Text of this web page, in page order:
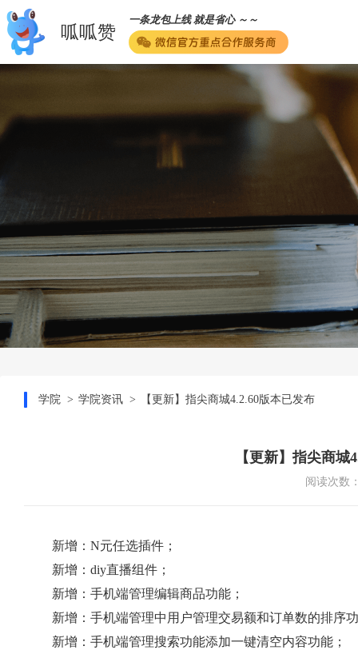
呱呱赞
一条龙包上线 就是省心 ～～
学院 学院资讯 【更新】指尖商城4.2.60版本已发布
【更新】指尖商城
阅读次数
新增：N元任选插件；
新增：diy直播组件；
新增：手机端管理编辑商品功能；
新增：手机端管理中用户管理交易额和订单数的排序
新增：手机端管理搜索功能添加一键清空内容功能；